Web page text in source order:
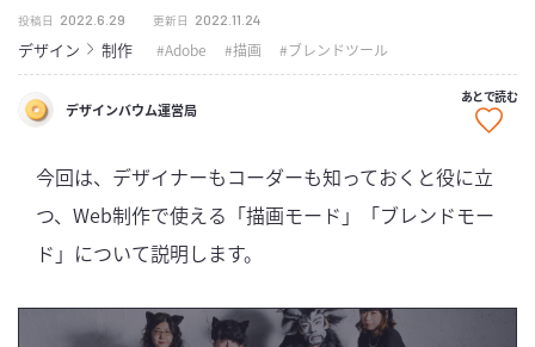
投稿日 2022.6.29 更新日 2022.11.24
デザイン 制作 Adobe 描画 ブレンドツール
デザインバウム運営局
あとで読む
今回は、デザイナーもコーダーも知っておくと役に立
つ、Web制作で使える「描画モード」「ブレンドモー
ド」について説明します。